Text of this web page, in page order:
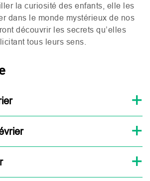
la curiosité des enfants, elle les
dans le monde mystérieux de nos
découvrir les secrets qu’elles
tous leurs sens.